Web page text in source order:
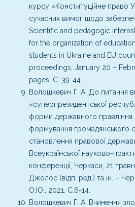
курсу «Конституційне право
сучасних вимог щодо
Scientific and pedagogic
for the organization of
students in Ukraine and EU
proceedings, January 20 –
pages. С. 39-44.
Волошкевич Г. А. До питання
«cуперпрезидентської
форми державного правління
формування громадянського
становлення правової
Всеукраїнської науково-
конференції, Черкаси, 21
Джолос (відп. ред.) та ін. –
О.Ю., 2021. С.6-14.
Волошкевич Г. А. Вчинення